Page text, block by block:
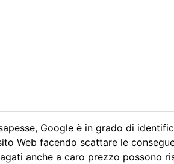
Google è in grado di
Web facendo scattare le
anche a caro prezzo possono